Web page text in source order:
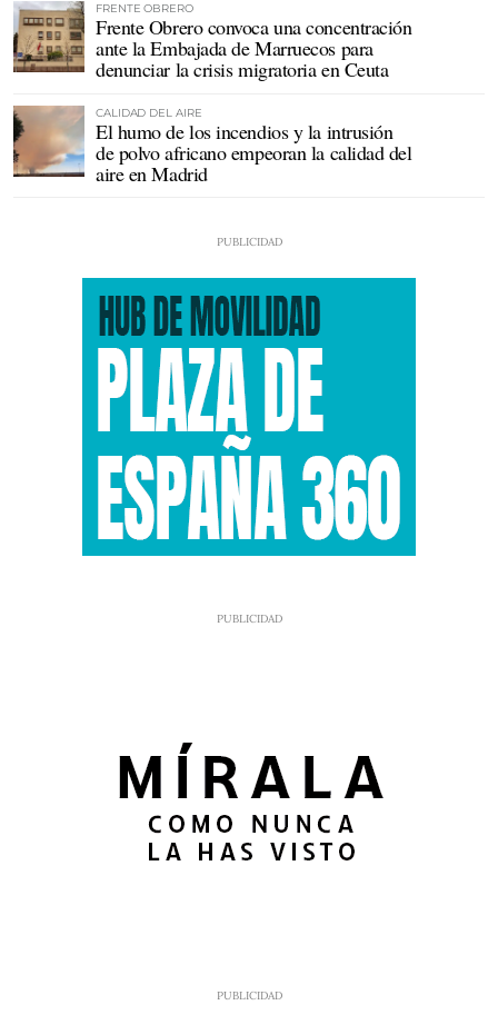
FRENTE OBRERO
Frente Obrero convoca una concentración
ante la Embajada de Marruecos para
denunciar la crisis migratoria en Ceuta
CALIDAD DEL AIRE
El humo de los incendios y la intrusión
de polvo africano empeoran la calidad del
aire en Madrid